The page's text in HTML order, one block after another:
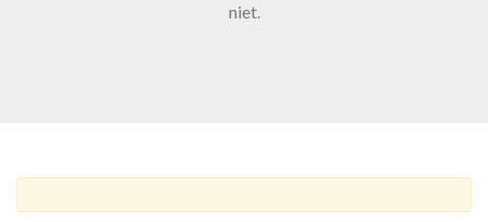
niet.